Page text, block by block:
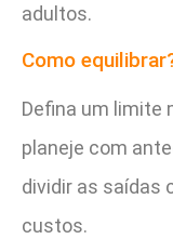
adultos.
Como
Defina um limite
planeje com
dividir as saídas
custos.